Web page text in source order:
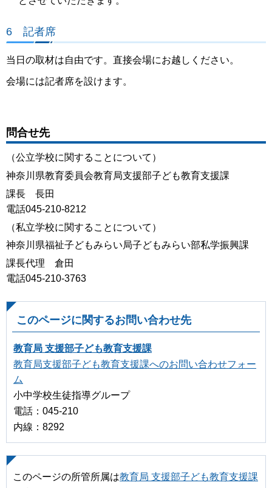
6 記者席
当日の取材は自由です。直接会場にお越しください。
会場には記者席を設けます。
問合せ先
（公立学校に関することについて）
神奈川県教育委員会教育局支援部子ども教育支援課
課長 長田
電話045-210-8212
（私立学校に関することについて）
神奈川県福祉子どもみらい局子どもみらい部私学振興課
課長代理 倉田
電話045-210-3763
このページに関するお問い合わせ先
教育局 支援部子ども教育支援課
教育局支援部子ども教育支援課へのお問い合わせフォー
ム
小中学校生徒指導グループ
電話：045-210
内線：8292
このページの所管所属は教育局 支援部子ども教育支援課